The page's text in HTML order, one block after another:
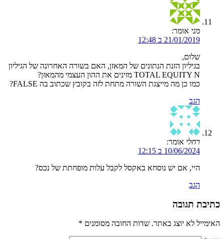
מני אומר:
21/01/2019 ב 12:48
שלום,
בגיליון הזנת הנתונים של המאזן, האם בשורה האחרונה של הגיליון
TOTAL EQUITY N מזינים את ההון העצמי מהמאזן?
כמו כן מה מייצגת השורה מתחת לזה בקובץ שכתוב בה FALSE?
הגב
רחלי אומר:
10/06/2024 ב 12:15
היי, אם יש נוסחא באקסל לקבל עלות מופחתת של נכס?
הגב
כתיבת תגובה
האימייל לא יוצג באתר. שדות החובה מסומנים *